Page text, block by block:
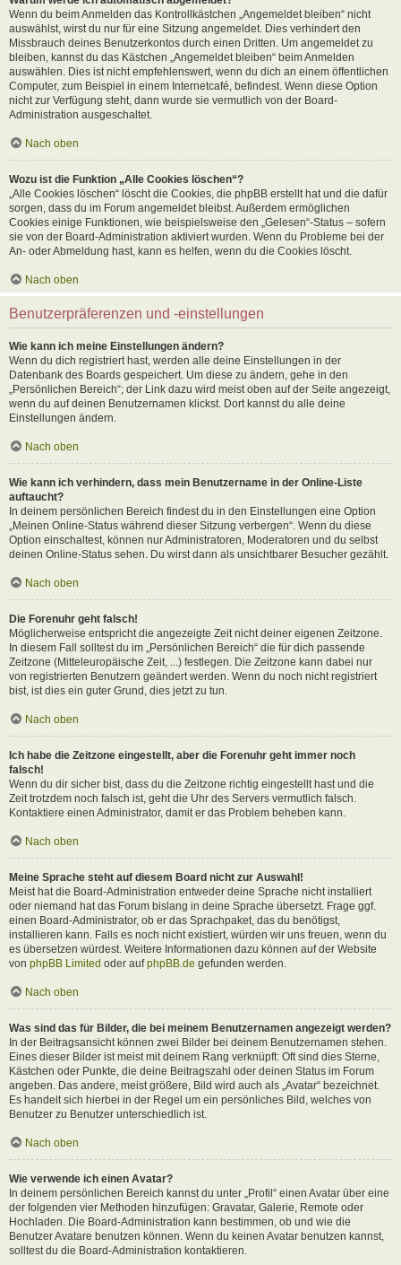
Wenn du beim Anmelden das Kontrollkästchen „Angemeldet bleiben“ nicht
auswählst, wirst du nur für eine Sitzung angemeldet. Dies verhindert den
Missbrauch deines Benutzerkontos durch einen Dritten. Um angemeldet zu
bleiben, kannst du das Kästchen „Angemeldet bleiben“ beim Anmelden
auswählen. Dies ist nicht empfehlenswert, wenn du dich an einem öffentlichen
Computer, zum Beispiel in einem Internetcafé, befindest. Wenn diese Option
nicht zur Verfügung steht, dann wurde sie vermutlich von der Board-
Administration ausgeschaltet.
Nach oben
Wozu ist die Funktion „Alle Cookies löschen“?
„Alle Cookies löschen“ löscht die Cookies, die phpBB erstellt hat und die dafür
sorgen, dass du im Forum angemeldet bleibst. Außerdem ermöglichen
Cookies einige Funktionen, wie beispielsweise den „Gelesen“-Status – sofern
sie von der Board-Administration aktiviert wurden. Wenn du Probleme bei der
An- oder Abmeldung hast, kann es helfen, wenn du die Cookies löscht.
Nach oben
Benutzerpräferenzen und -einstellungen
Wie kann ich meine Einstellungen ändern?
Wenn du dich registriert hast, werden alle deine Einstellungen in der
Datenbank des Boards gespeichert. Um diese zu ändern, gehe in den
„Persönlichen Bereich“; der Link dazu wird meist oben auf der Seite angezeigt,
wenn du auf deinen Benutzernamen klickst. Dort kannst du alle deine
Einstellungen ändern.
Nach oben
Wie kann ich verhindern, dass mein Benutzername in der Online-Liste
auftaucht?
In deinem persönlichen Bereich findest du in den Einstellungen eine Option
„Meinen Online-Status während dieser Sitzung verbergen“. Wenn du diese
Option einschaltest, können nur Administratoren, Moderatoren und du selbst
deinen Online-Status sehen. Du wirst dann als unsichtbarer Besucher gezählt.
Nach oben
Die Forenuhr geht falsch!
Möglicherweise entspricht die angezeigte Zeit nicht deiner eigenen Zeitzone.
In diesem Fall solltest du im „Persönlichen Bereich“ die für dich passende
Zeitzone (Mitteleuropäische Zeit, ...) festlegen. Die Zeitzone kann dabei nur
von registrierten Benutzern geändert werden. Wenn du noch nicht registriert
bist, ist dies ein guter Grund, dies jetzt zu tun.
Nach oben
Ich habe die Zeitzone eingestellt, aber die Forenuhr geht immer noch
falsch!
Wenn du dir sicher bist, dass du die Zeitzone richtig eingestellt hast und die
Zeit trotzdem noch falsch ist, geht die Uhr des Servers vermutlich falsch.
Kontaktiere einen Administrator, damit er das Problem beheben kann.
Nach oben
Meine Sprache steht auf diesem Board nicht zur Auswahl!
Meist hat die Board-Administration entweder deine Sprache nicht installiert
oder niemand hat das Forum bislang in deine Sprache übersetzt. Frage ggf.
einen Board-Administrator, ob er das Sprachpaket, das du benötigst,
installieren kann. Falls es noch nicht existiert, würden wir uns freuen, wenn du
es übersetzen würdest. Weitere Informationen dazu können auf der Website
von phpBB Limited oder aufphpBB.de gefunden werden.
Nach oben
Was sind das für Bilder, die bei meinem Benutzernamen angezeigt werden?
In der Beitragsansicht können zwei Bilder bei deinem Benutzernamen stehen.
Eines dieser Bilder ist meist mit deinem Rang verknüpft: Oft sind dies Sterne,
Kästchen oder Punkte, die deine Beitragszahl oder deinen Status im Forum
angeben. Das andere, meist größere, Bild wird auch als „Avatar“ bezeichnet.
Es handelt sich hierbei in der Regel um ein persönliches Bild, welches von
Benutzer zu Benutzer unterschiedlich ist.
Nach oben
Wie verwende ich einen Avatar?
In deinem persönlichen Bereich kannst du unter „Profil“ einen Avatar über eine
der folgenden vier Methoden hinzufügen: Gravatar, Galerie, Remote oder
Hochladen. Die Board-Administration kann bestimmen, ob und wie die
Benutzer Avatare benutzen können. Wenn du keinen Avatar benutzen kannst,
solltest du die Board-Administration kontaktieren.